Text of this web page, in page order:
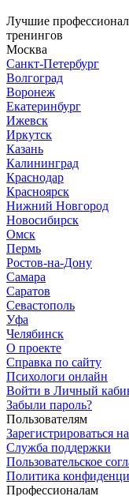
Лучшие
тренингов
Москва
Санкт-Петербург
Волгоград
Воронеж
Екатеринбург
Ижевск
Иркутск
Казань
Калининград
Краснодар
Красноярск
Нижний Новгород
Новосибирск
Омск
Пермь
Ростов-на-Дону
Самара
Саратов
Севастополь
Уфа
Челябинск
О проекте
Справка по сайту
Психологи онлайн
Войти в Личный
Забыли пароль?
Пользователям
Зарегистрироваться
Служба поддержки
Пользовательское
Политика
Профессионалам